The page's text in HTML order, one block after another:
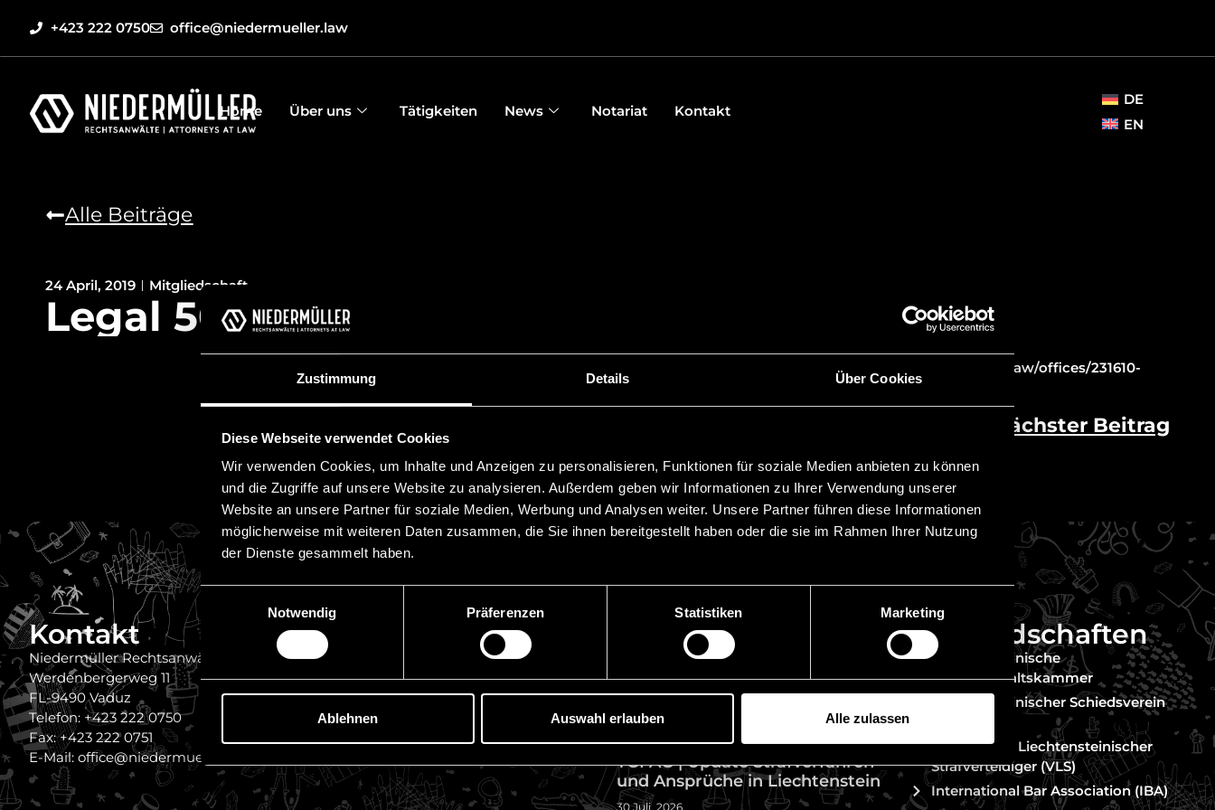
Zustimmung Details Über Cookies
Diese Webseite verwendet Cookies
Wir verwenden Cookies, um Inhalte und Anzeigen zu personalisieren, Funktionen für soziale Medien anbieten zu können
und die Zugriffe auf unsere Website zu analysieren. Außerdem geben wir Informationen zu Ihrer Verwendung unserer
Website an unsere Partner für soziale Medien, Werbung und Analysen weiter. Unsere Partner führen diese Informationen
möglicherweise mit weiteren Daten zusammen, die Sie ihnen bereitgestellt haben oder die sie im Rahmen Ihrer Nutzung
der Dienste gesammelt haben.
Einwilligungsauswahl
Notwendig
Präferenzen Statistiken Marketing
Ablehnen Auswahl erlauben Alle zulassen
+423 222 0750 office@niedermueller.law
Home Über uns Tätigkeiten News Notariat Kontakt
DE
EN
Alle Beiträge
24 April, 2019 Mitgliedschaft
Legal 500
Wir sind nun bei Legal500 für Liechtenstein (EMEA) gelistet.
http://www.legal500.com/firms/231726-niederm-ller-attorney-at-law/offices/231610-
vaduz-liechtenstein/profile
Nächster Beitrag
Kontakt
Niedermüller Rechtsanwälte
Werdenbergerweg 11
FL-9490 Vaduz
Telefon: +423 222 0750
Fax: +423 222 0751
E-Mail: office@niedermueller.law
Quick Links
Impressum
Haftungsausschluss
News
Reverse Solicitation unter MiCAR
– Was Drittstaatenanbieter
beachten müssen
5 August, 2026
TGI AG | Update Strafverfahren
und Ansprüche in Liechtenstein
30 Juli, 2026
Mitgliedschaften
Liechtensteinische
Rechtsanwaltskammer
Liechtensteinischer Schiedsverein
Vereinigung Liechtensteinischer
Strafverteidiger (VLS)
International Bar Association (IBA)